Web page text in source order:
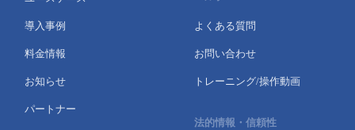
導入事例
料金情報
お知らせ
パートナー
よくある質問
お問い合わせ
トレーニング/操作動画
法的情報・信頼性